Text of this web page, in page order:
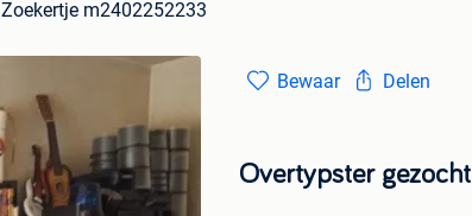
Zoekertje m2402252233
Bewaar Delen
Overtypster gezocht